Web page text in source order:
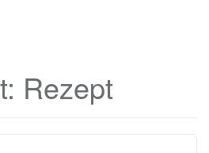
Rezept